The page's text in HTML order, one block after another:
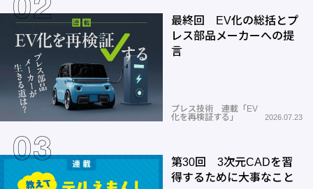
最終回 EV化の総括とプ
レス部品メーカーへの提
言
プレス技術 連載「EV
化を再検証する」
2026.07.23
第30回 3次元CADを習
得するために大事なこと